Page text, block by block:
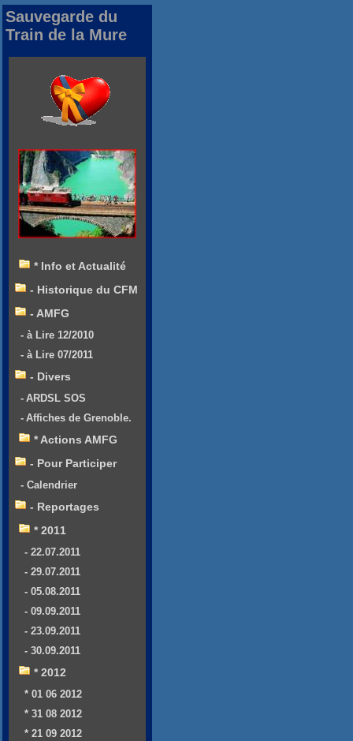
Sauvegarde du
Train de la Mure
* Info et Actualité
- Historique du CFM
- AMFG
- à Lire 12/2010
- à Lire 07/2011
- Divers
- ARDSL SOS
- Affiches de Grenoble.
* Actions AMFG
- Pour Participer
- Calendrier
- Reportages
* 2011
- 22.07.2011
- 29.07.2011
- 05.08.2011
- 09.09.2011
- 23.09.2011
- 30.09.2011
* 2012
* 01 06 2012
* 31 08 2012
* 21 09 2012